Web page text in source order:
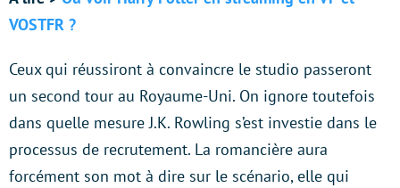
VOSTFR ?
Ceux qui réussiront à convaincre le studio passeront
un second tour au Royaume-Uni. On ignore toutefois
dans quelle mesure J.K. Rowling s’est investie dans le
processus de recrutement. La romancière aura
forcément son mot à dire sur le scénario, elle qui